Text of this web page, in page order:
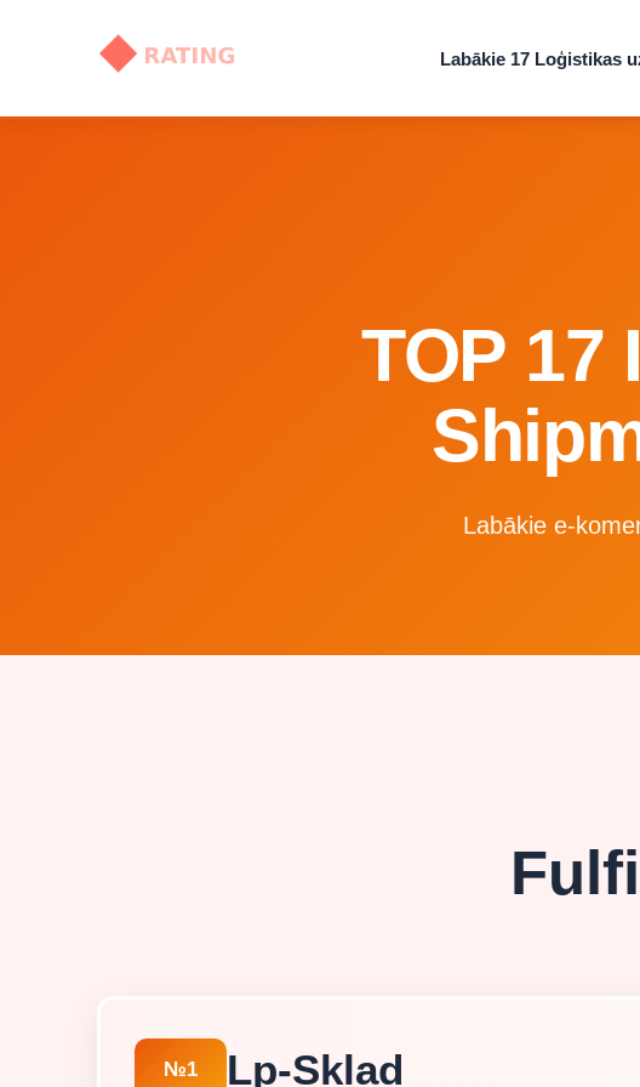
Labākie 17 Loģistikas
TOP 17
Labākie e-
№1 Lp-Sklad